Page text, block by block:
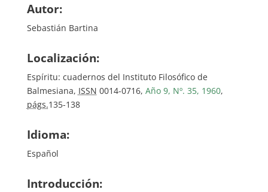
Autor:
Sebastián Bartina
Localización:
Espíritu: cuadernos del Instituto Filosófico de
Balmesiana, ISSN 0014-0716, Año 9, Nº. 35, 1960,
págs.135-138
Idioma:
Español
Introducción: